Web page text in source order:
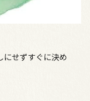
せずすぐに決め